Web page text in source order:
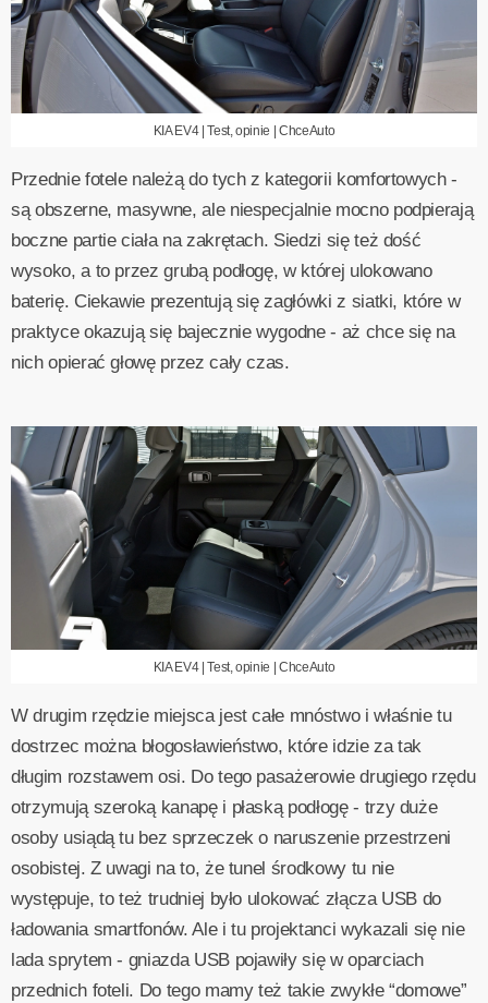
KIA EV4 | Test, opinie | ChceAuto
Przednie fotele należą do tych z kategorii komfortowych -
są obszerne, masywne, ale niespecjalnie mocno podpierają
boczne partie ciała na zakrętach. Siedzi się też dość
wysoko, a to przez grubą podłogę, w której ulokowano
baterię. Ciekawie prezentują się zagłówki z siatki, które w
praktyce okazują się bajecznie wygodne - aż chce się na
nich opierać głowę przez cały czas.
KIA EV4 | Test, opinie | ChceAuto
W drugim rzędzie miejsca jest całe mnóstwo i właśnie tu
dostrzec można błogosławieństwo, które idzie za tak
długim rozstawem osi. Do tego pasażerowie drugiego rzędu
otrzymują szeroką kanapę i płaską podłogę - trzy duże
osoby usiądą tu bez sprzeczek o naruszenie przestrzeni
osobistej. Z uwagi na to, że tunel środkowy tu nie
występuje, to też trudniej było ulokować złącza USB do
ładowania smartfonów. Ale i tu projektanci wykazali się nie
lada sprytem - gniazda USB pojawiły się w oparciach
przednich foteli. Do tego mamy też takie zwykłe “domowe”